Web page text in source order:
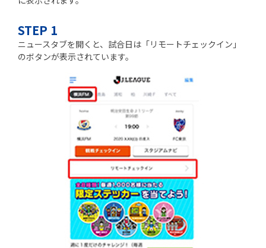
STEP 1
ニュースタブを開くと、試合日は「リモートチェックイン」
のボタンが表示されています。